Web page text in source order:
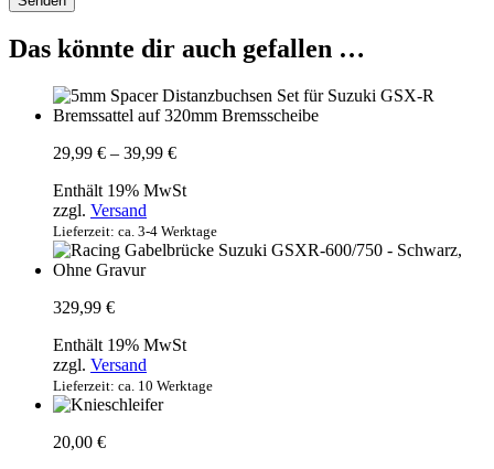
Das könnte dir auch gefallen …
29,99 € – 39,99 €Preisspanne:
bis
Enthält 19% MwSt
zzgl. Versand
Lieferzeit: ca. 3-4 Werktage
329,99 €
Enthält 19% MwSt
zzgl. Versand
Lieferzeit: ca. 10 Werktage
20,00 €